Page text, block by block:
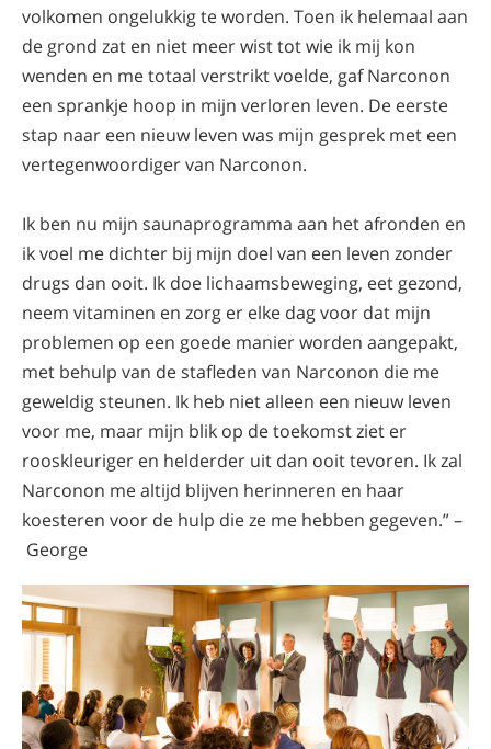
volkomen ongelukkig te worden. Toen ik helemaal aan
de grond zat en niet meer wist tot wie ik mij kon
wenden en me totaal verstrikt voelde, gaf Narconon
een sprankje hoop in mijn verloren leven. De eerste
stap naar een nieuw leven was mijn gesprek met een
vertegenwoordiger van Narconon.
Ik ben nu mijn saunaprogramma aan het afronden en
ik voel me dichter bij mijn doel van een leven zonder
drugs dan ooit. Ik doe lichaamsbeweging, eet gezond,
neem vitaminen en zorg er elke dag voor dat mijn
problemen op een goede manier worden aangepakt,
met behulp van de stafleden van Narconon die me
geweldig steunen. Ik heb niet alleen een nieuw leven
voor me, maar mijn blik op de toekomst ziet er
rooskleuriger en helderder uit dan ooit tevoren. Ik zal
Narconon me altijd blijven herinneren en haar
koesteren voor de hulp die ze me hebben gegeven.” –
George